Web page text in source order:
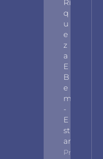
Ri
Q
U
E
Z
A
E
B
E
M
-
E
St
Ar
Pr